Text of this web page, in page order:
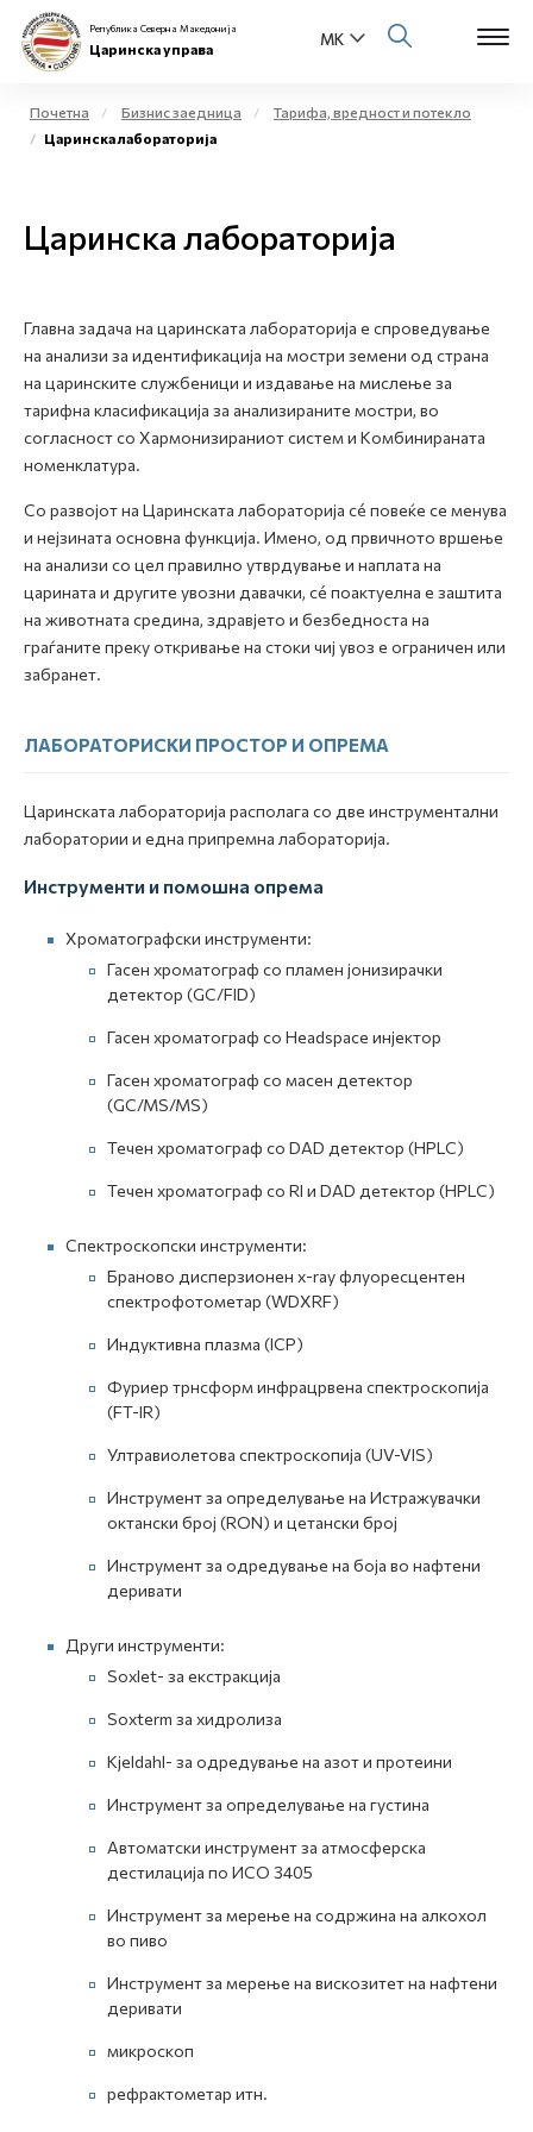
Физички лица
Open
Е-Царина
Медиа центар
Контакт
Е-Весник
Република Северна Македонија
Царинска управа
Почетна Бизнис заедница
Тарифа, вредност и потекло
Царинска лабораторија
Царинска лабораторија
Главна задача на царинската лабораторија е спроведување
на анализи за идентификација на мостри земени од страна
на царинските службеници и издавање на мислење за
тарифна класификација за анализираните мостри, во
согласност со Хармонизираниот систем и Комбинираната
номенклатура.
Со развојот на Царинската лабораторија сé повеќе се менува
и нејзината основна функција. Имено, од првичното вршење
на анализи со цел правилно утврдување и наплата на
царината и другите увозни давачки, сé поактуелна е заштита
на животната средина, здравјето и безбедноста на
граѓаните преку откривање на стоки чиј увоз е ограничен или
забранет.
ЛАБОРАТОРИСКИ ПРОСТОР И ОПРЕМА
Царинската лабораторија располага со две инструментални
лаборатории и една припремна лабораторија.
Инструменти и помошна опрема
Хроматографски инструменти:
Гасен хроматограф со пламен јонизирачки
детектор (GC/FID)
Гасен хроматограф со Headspace инјектор
Гасен хроматограф со масен детектор
(GC/MS/MS)
Течен хроматограф со DAD детектор (HPLC)
Течен хроматограф со RI и DAD детектор (HPLC)
Спектроскопски инструменти:
Браново дисперзионен x-ray флуоресцентен
спектрофотометар (WDXRF)
Индуктивна плазма (ICP)
Фуриер трнсформ инфрацрвена спектроскопија
(FT-IR)
Ултравиолетова спектроскопија (UV-VIS)
Инструмент за определување на Истражувачки
октански број (RON) и цетански број
Инструмент за одредување на боја во нафтени
деривати
Други инструменти:
Soxlet- за екстракција
Soxterm за хидролиза
Kjeldahl- за одредување на азот и протеини
Инструмент за определување на густина
Автоматски инструмент за атмосферска
дестилација по ИСО 3405
Инструмент за мерење на содржина на алкохол
во пиво
Инструмент за мерење на вискозитет на нафтени
деривати
микроскоп
рефрактометар итн.